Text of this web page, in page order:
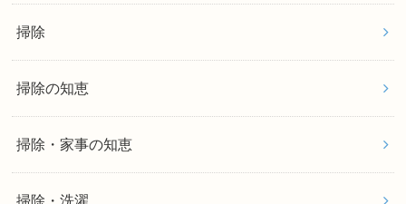
掃除
掃除の知恵
掃除・家事の知恵
掃除・洗濯